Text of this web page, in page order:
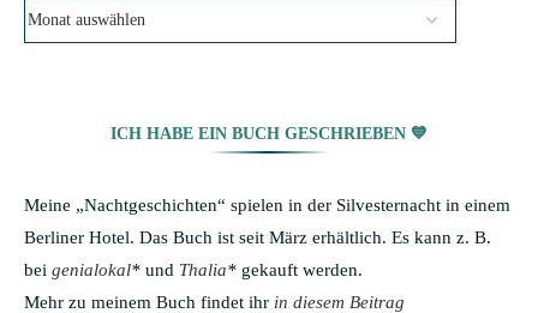
ICH HABE EIN BUCH GESCHRIEBEN 💙
Meine „Nachtgeschichten“ spielen in der Silvesternacht in einem
Berliner Hotel. Das Buch ist seit März erhältlich. Es kann z. B.
bei genialokal* und Thalia* gekauft werden.
Mehr zu meinem Buch findet ihr in diesem Beitrag